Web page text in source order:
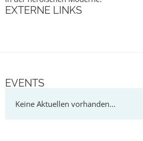
EXTERNE LINKS
EVENTS